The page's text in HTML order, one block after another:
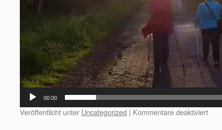
00:00
Veröffentlicht unter Uncategorized | Kommentare deaktiviert